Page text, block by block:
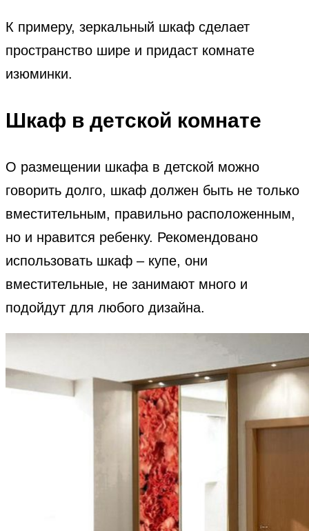
К примеру, зеркальный шкаф сделает
пространство шире и придаст комнате
изюминки.
Шкаф в детской комнате
О размещении шкафа в детской можно
говорить долго, шкаф должен быть не только
вместительным, правильно расположенным,
но и нравится ребенку. Рекомендовано
использовать шкаф – купе, они
вместительные, не занимают много и
подойдут для любого дизайна.